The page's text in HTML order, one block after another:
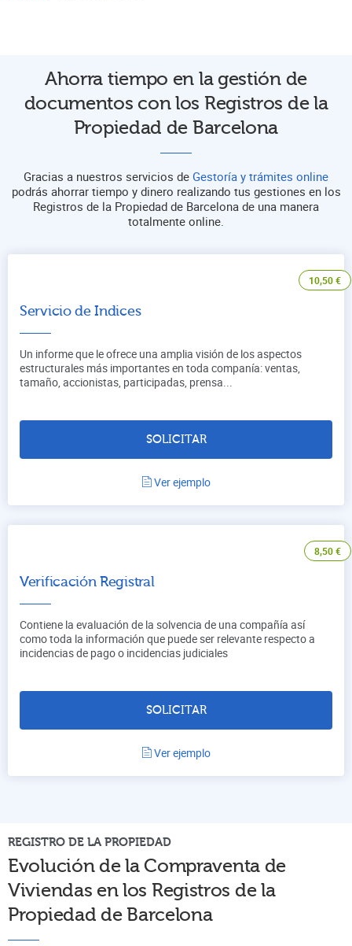
Ahorra tiempo en la gestión de
documentos con los Registros de la
Propiedad de Barcelona
Gracias a nuestros servicios de Gestoría y trámites online
podrás ahorrar tiempo y dinero realizando tus gestiones en los
Registros de la Propiedad de Barcelona de una manera
totalmente online.
10,50€
Servicio de Indices
Un informe que le ofrece una amplia visión de los aspectos
estructurales más importantes en toda companía: ventas,
tamaño, accionistas, participadas, prensa...
SOLICITAR
Ver ejemplo
8,50€
Verificación Registral
Contiene la evaluación de la solvencia de una compañía así
como toda la información que puede ser relevante respecto a
incidencias de pago o incidencias judiciales
SOLICITAR
Ver ejemplo
REGISTRO DE LA PROPIEDAD
Evolución de la Compraventa de
Viviendas en los Registros de la
Propiedad de Barcelona